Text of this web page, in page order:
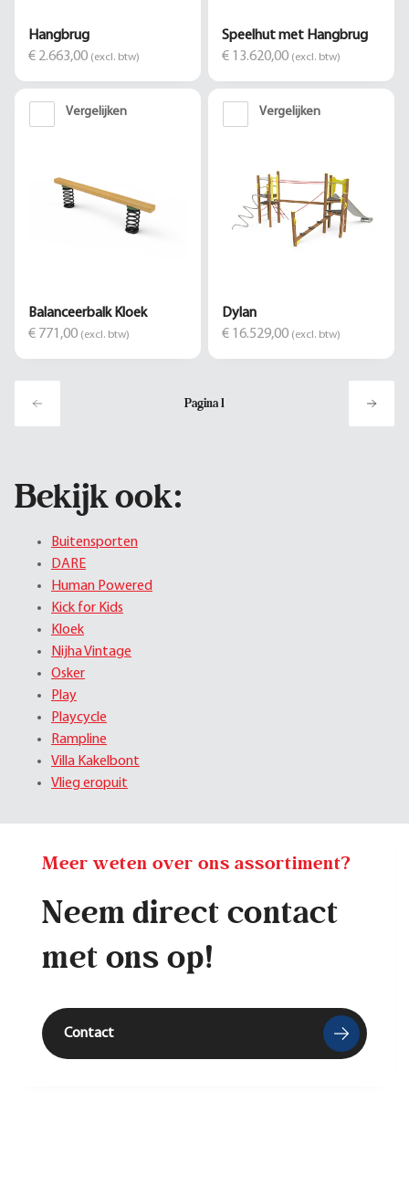
Hangbrug
€ 2.663,00 (excl. btw)
Speelhut met Hangbrug
€ 13.620,00 (excl. btw)
Vergelijken
Balanceerbalk Kloek
€ 771,00 (excl. btw)
Vergelijken
Dylan
€ 16.529,00 (excl. btw)
Pagina1
Bekijk ook:
Buitensporten
DARE
Human Powered
Kick for Kids
Kloek
Nijha Vintage
Osker
Play
Playcycle
Rampline
Villa Kakelbont
Vlieg eropuit
Meer weten over ons assortiment?
Neem direct contact
met ons op!
Contact